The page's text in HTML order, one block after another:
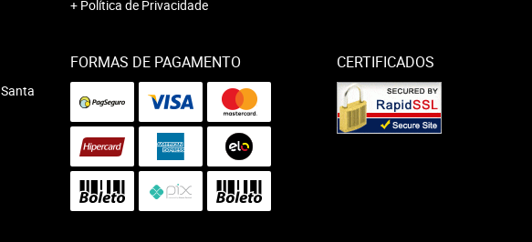
Política de Privacidade
Santa
FORMAS DE PAGAMENTO CERTIFICADOS